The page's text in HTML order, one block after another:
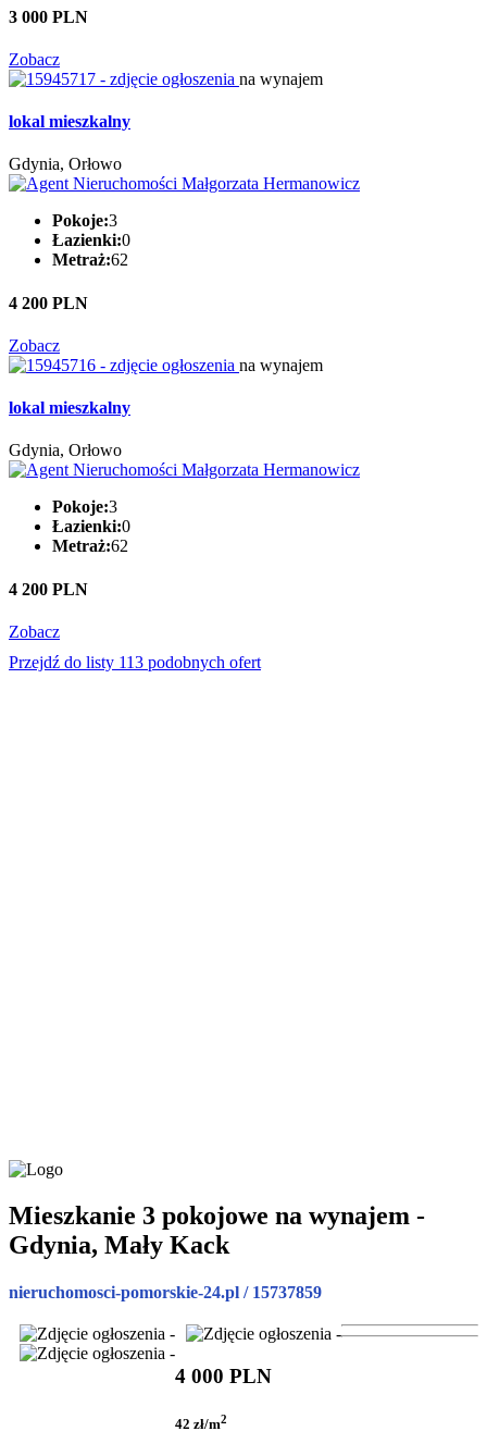
3 000 PLN
Zobacz
na wynajem
lokal mieszkalny
Gdynia, Orłowo
Pokoje:3
Łazienki:0
Metraż:62
4 200 PLN
Zobacz
na wynajem
lokal mieszkalny
Gdynia, Orłowo
Pokoje:3
Łazienki:0
Metraż:62
4 200 PLN
Zobacz
Przejdź do listy 113 podobnych ofert
Mieszkanie 3 pokojowe na wynajem -
Gdynia, Mały Kack
nieruchomosci-pomorskie-24.pl / 15737859
4 000 PLN
42 zł/m2